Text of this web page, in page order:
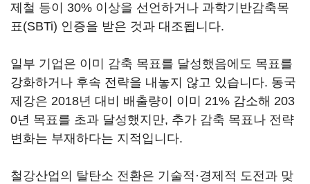
제철 등이 30% 이상을 선언하거나 과학기반감축목
표(SBTi) 인증을 받은 것과 대조됩니다.
일부 기업은 이미 감축 목표를 달성했음에도 목표를
강화하거나 후속 전략을 내놓지 않고 있습니다. 동국
제강은 2018년 대비 배출량이 이미 21% 감소해 203
0년 목표를 초과 달성했지만, 추가 감축 목표나 전략
변화는 부재하다는 지적입니다.
철강산업의 탈탄소 전환은 기술적·경제적 도전과 맞